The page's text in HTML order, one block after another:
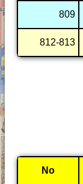
809
812-813
No